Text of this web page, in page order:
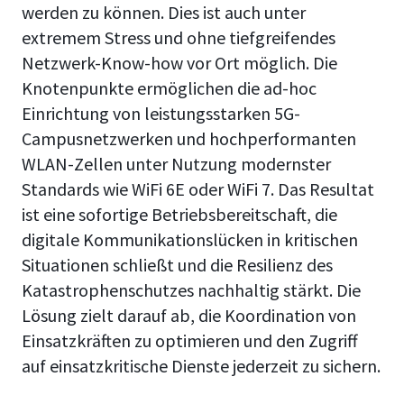
werden zu können. Dies ist auch unter
extremem Stress und ohne tiefgreifendes
Netzwerk-Know-how vor Ort möglich. Die
Knotenpunkte ermöglichen die ad-hoc
Einrichtung von leistungsstarken 5G-
Campusnetzwerken und hochperformanten
WLAN-Zellen unter Nutzung modernster
Standards wie WiFi 6E oder WiFi 7. Das Resultat
ist eine sofortige Betriebsbereitschaft, die
digitale Kommunikationslücken in kritischen
Situationen schließt und die Resilienz des
Katastrophenschutzes nachhaltig stärkt. Die
Lösung zielt darauf ab, die Koordination von
Einsatzkräften zu optimieren und den Zugriff
auf einsatzkritische Dienste jederzeit zu sichern.